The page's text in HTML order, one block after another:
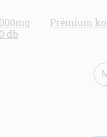
db
Prémium